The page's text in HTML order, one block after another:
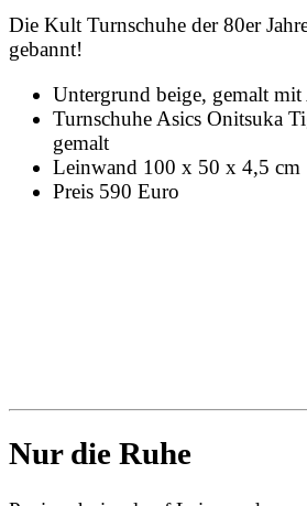
Die Kult Turnschuhe der 80er
gebannt!
Untergrund beige, gemalt
Turnschuhe Asics Onitsuka
gemalt
Leinwand 100 x 50 x 4,5 cm
Preis 590 Euro
Nur die Ruhe